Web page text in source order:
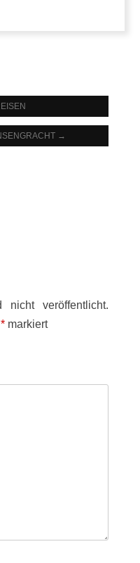
→
nicht veröffentlicht.
*markiert